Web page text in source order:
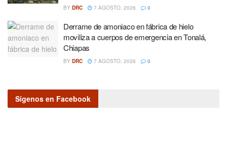
BY DRC 7 AGOSTO, 2026 0
Derrame de amoniaco en fábrica de hielo
moviliza a cuerpos de emergencia en Tonalá,
Chiapas
BY DRC 7 AGOSTO, 2026 0
Sígenos en Facebook